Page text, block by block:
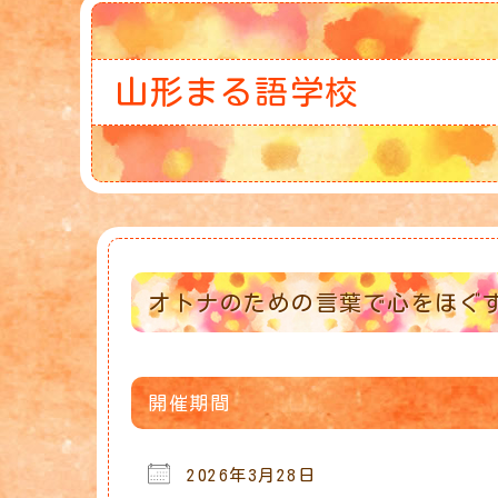
山形まる語学校
オトナのための言葉で心をほぐ
開催期間
2026年3月28日